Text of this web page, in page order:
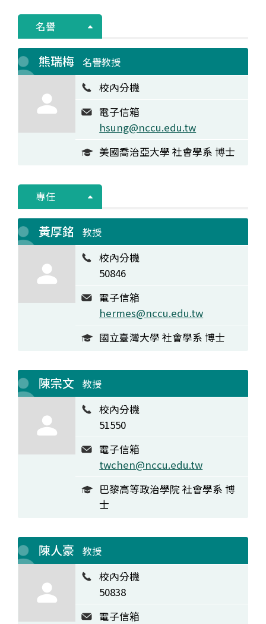
名譽
熊瑞梅 名譽教授
校內分機
電子信箱
hsung@nccu.edu.tw
美國喬治亞大學 社會學系 博士
專任
黃厚銘 教授
校內分機
50846
電子信箱
hermes@nccu.edu.tw
國立臺灣大學 社會學系 博士
陳宗文 教授
校內分機
51550
電子信箱
twchen@nccu.edu.tw
巴黎高等政治學院 社會學系 博
士
陳人豪 教授
校內分機
50838
電子信箱